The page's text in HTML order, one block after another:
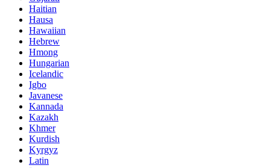
Haitian
Hausa
Hawaiian
Hebrew
Hmong
Hungarian
Icelandic
Igbo
Javanese
Kannada
Kazakh
Khmer
Kurdish
Kyrgyz
Latin